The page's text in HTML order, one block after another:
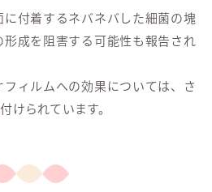
付着するネバネバした細菌の塊
成を阻害する可能性も報告され
ィルムへの効果については、さ
けられています。